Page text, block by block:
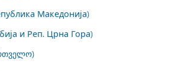
Македонија)
и Реп. Црна Гора)